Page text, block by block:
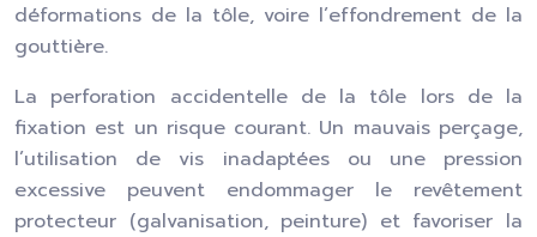
déformations de la tôle, voire l’effondrement de la
gouttière.
La perforation accidentelle de la tôle lors de la
fixation est un risque courant. Un mauvais perçage,
l’utilisation de vis inadaptées ou une pression
excessive peuvent endommager le revêtement
protecteur (galvanisation, peinture) et favoriser la